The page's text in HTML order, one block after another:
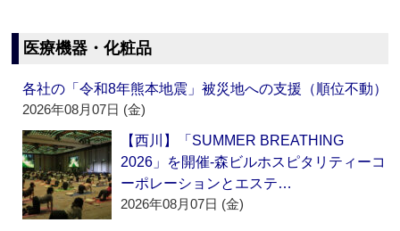
医療機器・化粧品
各社の「令和8年熊本地震」被災地への支援（順位不動）
2026年08月07日 (金)
【西川】「SUMMER BREATHING
2026」を開催‐森ビルホスピタリティーコ
ーポレーションとエステ…
2026年08月07日 (金)